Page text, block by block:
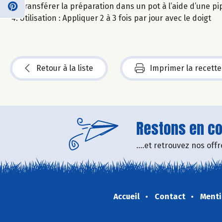
Transférer la préparation dans un pot à l’aide
Utilisation : Appliquer 2 à 3 fois par jour avec le doigt
Retour à la liste Imprimer la recette
Restons en
....et retrouvez nos
Accueil Contact